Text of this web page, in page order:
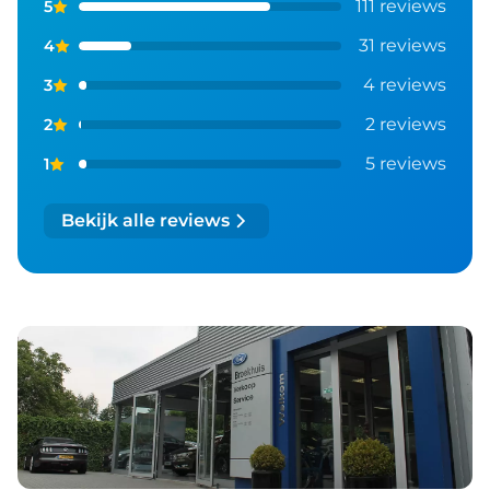
5 111 reviews
4 31 reviews
3 4 reviews
2 2 reviews
1 5 reviews
Bekijk alle reviews